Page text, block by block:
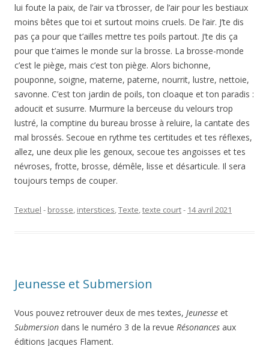
lui foute la paix, de l’air va t’brosser, de l’air pour les bestiaux
moins bêtes que toi et surtout moins cruels. De l’air. J’te dis
pas ça pour que t’ailles mettre tes poils partout. J’te dis ça
pour que t’aimes le monde sur la brosse. La brosse-monde
c’est le piège, mais c’est ton piège. Alors bichonne,
pouponne, soigne, materne, paterne, nourrit, lustre, nettoie,
savonne. C’est ton jardin de poils, ton cloaque et ton paradis :
adoucit et susurre. Murmure la berceuse du velours trop
lustré, la comptine du bureau brosse à reluire, la cantate des
mal brossés. Secoue en rythme tes certitudes et tes réflexes,
allez, une deux plie les genoux, secoue tes angoisses et tes
névroses, frotte, brosse, démêle, lisse et désarticule. Il sera
toujours temps de couper.
Textuel - brosse, interstices,Texte,texte court- 14 avril 2021
Jeunesse et Submersion
Vous pouvez retrouver deux de mes textes, Jeunesse et
Submersion dans le numéro 3 de la revue Résonances aux
éditions Jacques Flament.